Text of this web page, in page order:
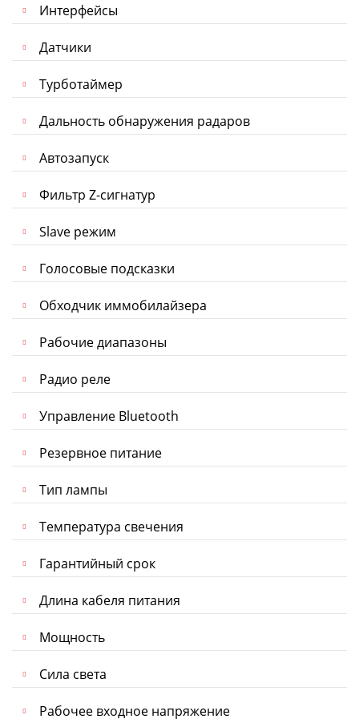
Интерфейсы
Датчики
Турботаймер
Дальность обнаружения радаров
Автозапуск
Фильтр Z-сигнатур
Slave режим
Голосовые подсказки
Обходчик иммобилайзера
Рабочие диапазоны
Радио реле
Управление Bluetooth
Резервное питание
Тип лампы
Температура свечения
Гарантийный срок
Длина кабеля питания
Мощность
Сила света
Рабочее входное напряжение